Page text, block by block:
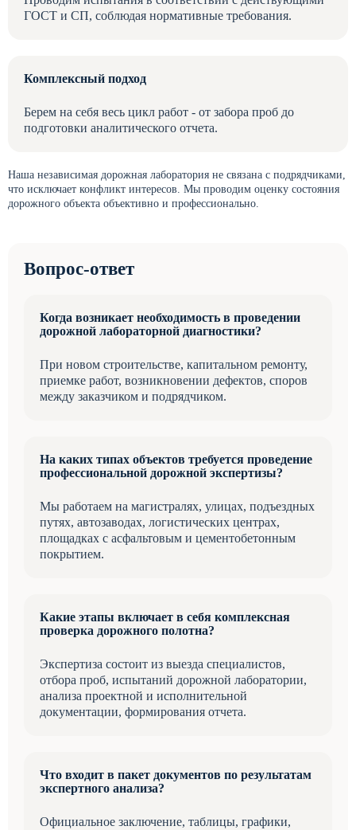
ГОСТ и СП, соблюдая нормативные требования.
Комплексный подход
Берем на себя весь цикл работ - от забора проб до
подготовки аналитического отчета.
Наша независимая дорожная лаборатория не связана с подрядчиками,
что исключает конфликт интересов. Мы проводим оценку состояния
дорожного объекта объективно и профессионально.
Вопрос-ответ
Когда возникает необходимость в проведении
дорожной лабораторной диагностики?
При новом строительстве, капитальном ремонту,
приемке работ, возникновении дефектов, споров
между заказчиком и подрядчиком.
На каких типах объектов требуется проведение
профессиональной дорожной экспертизы?
Мы работаем на магистралях, улицах, подъездных
путях, автозаводах, логистических центрах,
площадках с асфальтовым и цементобетонным
покрытием.
Какие этапы включает в себя комплексная
проверка дорожного полотна?
Экспертиза состоит из выезда специалистов,
отбора проб, испытаний дорожной лаборатории,
анализа проектной и исполнительной
документации, формирования отчета.
Что входит в пакет документов по результатам
экспертного анализа?
Официальное заключение, таблицы, графики,